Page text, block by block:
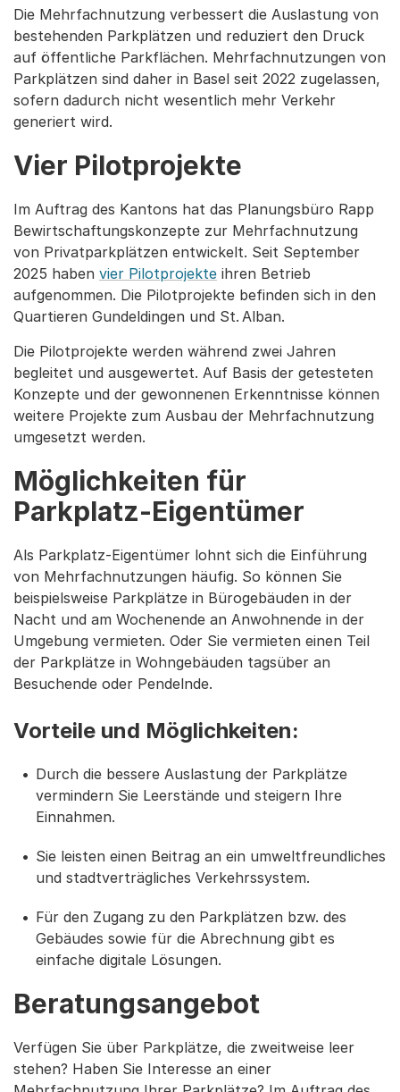
Die Mehrfachnutzung verbessert die Auslastung von
bestehenden Parkplätzen und reduziert den Druck
auf öffentliche Parkflächen. Mehrfachnutzungen von
Parkplätzen sind daher in Basel seit 2022 zugelassen,
sofern dadurch nicht wesentlich mehr Verkehr
generiert wird.
Vier Pilotprojekte
Im Auftrag des Kantons hat das Planungsbüro Rapp
Bewirtschaftungskonzepte zur Mehrfachnutzung
von Privatparkplätzen entwickelt. Seit September
2025 haben vier Pilotprojekte ihren Betrieb
aufgenommen. Die Pilotprojekte befinden sich in den
Quartieren Gundeldingen und St. Alban.
Die Pilotprojekte werden während zwei Jahren
begleitet und ausgewertet. Auf Basis der getesteten
Konzepte und der gewonnenen Erkenntnisse können
weitere Projekte zum Ausbau der Mehrfachnutzung
umgesetzt werden.
Möglichkeiten für
Parkplatz-Eigentümer
Als Parkplatz-Eigentümer lohnt sich die Einführung
von Mehrfachnutzungen häufig. So können Sie
beispielsweise Parkplätze in Bürogebäuden in der
Nacht und am Wochenende an Anwohnende in der
Umgebung vermieten. Oder Sie vermieten einen Teil
der Parkplätze in Wohngebäuden tagsüber an
Besuchende oder Pendelnde.
Vorteile und Möglichkeiten:
Durch die bessere Auslastung der Parkplätze
vermindern Sie Leerstände und steigern Ihre
Einnahmen.
Sie leisten einen Beitrag an ein umweltfreundliches
und stadtverträgliches Verkehrssystem.
Für den Zugang zu den Parkplätzen bzw. des
Gebäudes sowie für die Abrechnung gibt es
einfache digitale Lösungen.
Beratungsangebot
Verfügen Sie über Parkplätze, die zweitweise leer
stehen? Haben Sie Interesse an einer